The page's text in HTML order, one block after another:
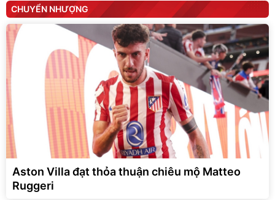
CHUYỂN NHƯỢNG
Aston Villa đạt thỏa thuận chiêu mộ Matteo
Ruggeri